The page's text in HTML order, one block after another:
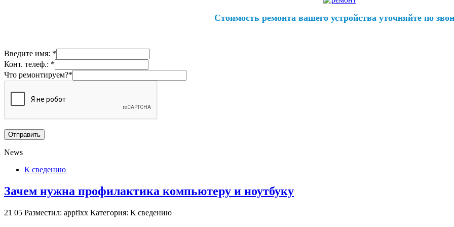
Стоимость ремонта вашего устройства уточняйте по
Введите имя: *
Конт. телеф.: *
Что ремонтируем?*
News
К сведению
Зачем нужна профилактика компьютеру и ноутбуку
21 05 Разместил: appfixx Категория: К сведению